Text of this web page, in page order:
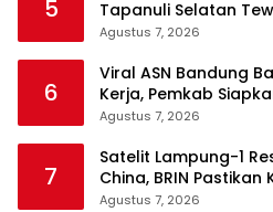
5
Tapanuli Selatan
Agustus 7, 2026
6
Viral ASN Bandung
Kerja, Pemkab
Agustus 7, 2026
7
Satelit Lampung-1
China, BRIN
Agustus 7, 2026